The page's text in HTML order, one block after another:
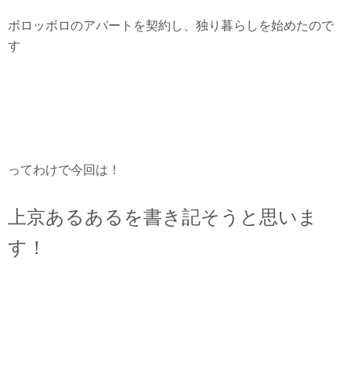
ボロッボロのアパートを契約し、独り暮らしを始めたので
す
ってわけで今回は！
上京あるあるを書き記そうと思いま
す！